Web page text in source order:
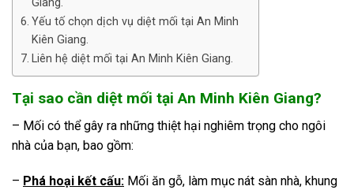
Giang.
Yếu tố chọn dịch vụ diệt mối tại An Minh
Kiên Giang.
Liên hệ diệt mối tại An Minh Kiên Giang.
Tại sao cần diệt mối tại An Minh Kiên Giang?
– Mối có thể gây ra những thiệt hại nghiêm trọng cho ngôi
nhà của bạn, bao gồm:
– Phá hoại kết cấu: Mối ăn gỗ, làm mục nát sàn nhà, khung